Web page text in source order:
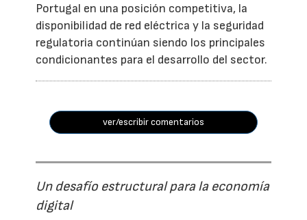
Portugal en una posición competitiva, la
disponibilidad de red eléctrica y la seguridad
regulatoria continúan siendo los principales
condicionantes para el desarrollo del sector.
ver/escribir comentarios
Un desafío estructural para la economía
digital